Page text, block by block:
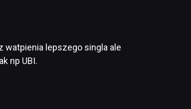
watpienia lepszego singla ale
np UBI.